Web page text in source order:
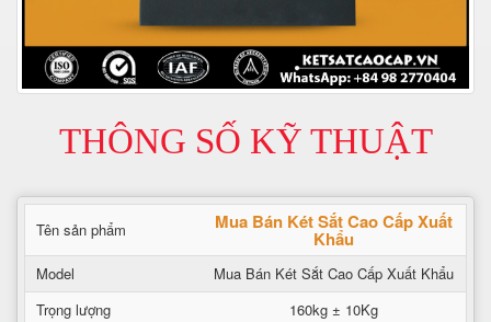
THÔNG SỐ KỸ THUẬT
Tên sản phẩm Mua Bán Két Sắt Cao Cấp Xuất
Khẩu
Model
Mua Bán Két Sắt Cao Cấp Xuất Khẩu
Trọng lượng
160kg ± 10Kg